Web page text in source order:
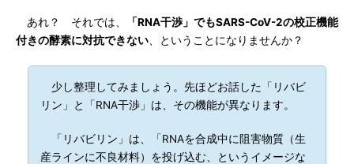
あれ？ それでは、
「RNA干渉」でもSARS-CoV-2の校正機能
付きの酵素に対抗できない 、ということになりませんか？
少し整理してみましょう。先ほどお話した「リバビ
リン」と「RNA干渉」は、その機能が異なります。
「リバビリン」は、「RNAを合成中に阻害物質（生
産ラインに不良材料）を投げ込む、というイメージな